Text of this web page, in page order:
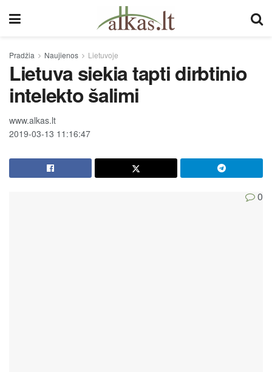
Pradžia Naujienos Lietuvoje
Lietuva siekia tapti dirbtinio
intelekto šalimi
www.alkas.lt
2019-03-13 11:16:47
0